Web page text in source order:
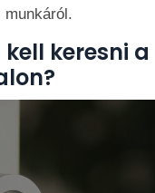
munkáról.
keresni a